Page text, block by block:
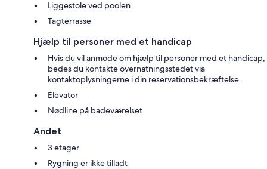
Liggestole ved poolen
Tagterrasse
Hjælp til personer med et handicap
Hvis du vil anmode om hjælp til personer med et handicap,
bedes du kontakte overnatningsstedet via
kontaktoplysningerne i din reservationsbekræftelse.
Elevator
Nødline på badeværelset
Andet
3 etager
Rygning er ikke tilladt